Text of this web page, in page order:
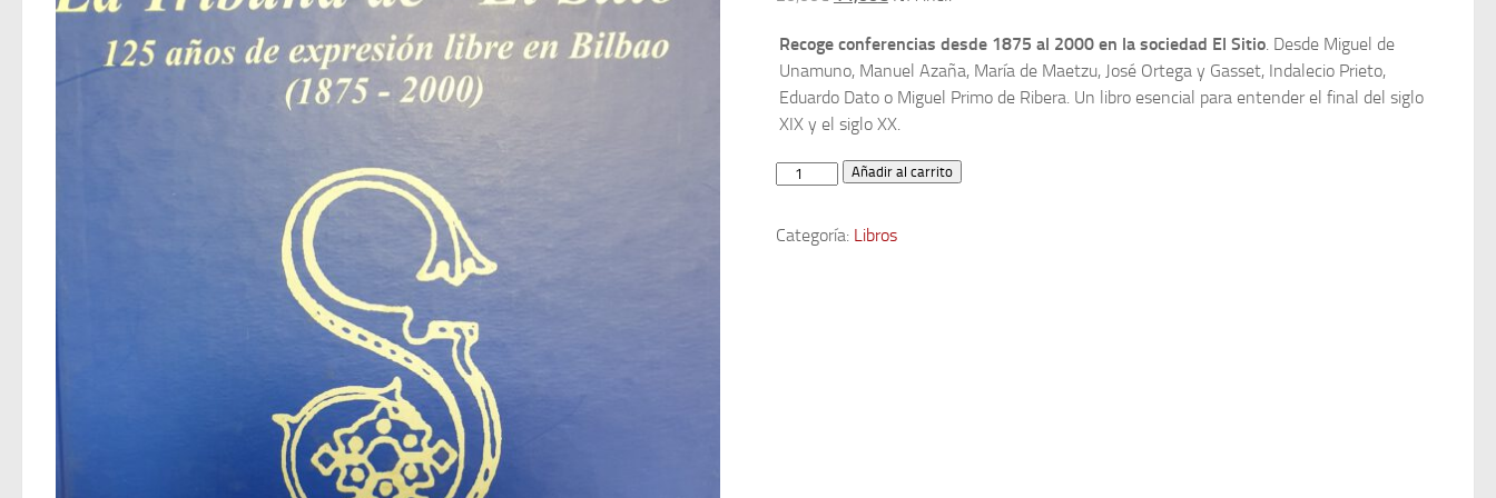
original
era:
20,00€.
actual
es:
14,00€.
Recoge conferencias desde 1875 al 2000 en la sociedad El Sitio. Desde Miguel de
Unamuno, Manuel Azaña, María de Maetzu, José Ortega y Gasset, Indalecio Prieto,
Eduardo Dato o Miguel Primo de Ribera. Un libro esencial para entender el final del siglo
XIX y el siglo XX.
de
Añadir al carrito
Categoría: Libros